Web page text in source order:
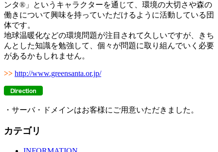
ンタ®」というキャラクターを通じて、環境の大切さや森の
働きについて興味を持っていただけるように活動している団
体です。
地球温暖化などの環境問題が注目されて久しいですが、きち
んとした知識を勉強して、個々が問題に取り組んでいく必要
があるかもしれません。
>> http://www.greensanta.or.jp/
・サーバ・ドメインはお客様にご用意いただきました。
カテゴリ